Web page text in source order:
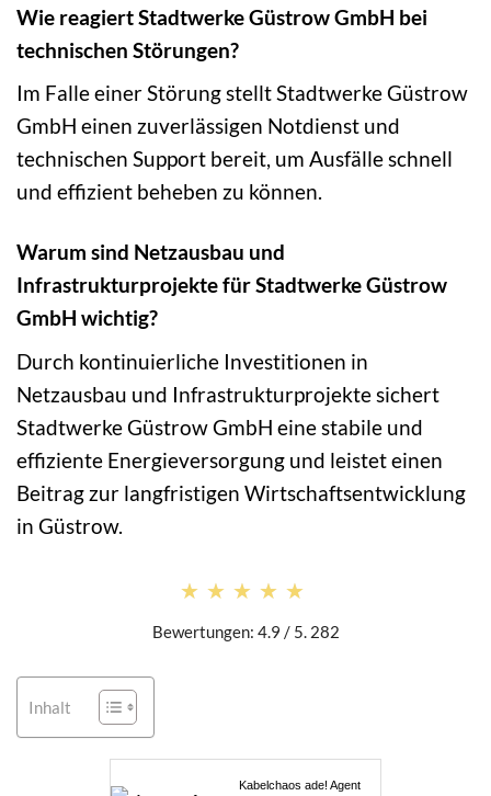
Wie reagiert Stadtwerke Güstrow GmbH bei
technischen Störungen?
Im Falle einer Störung stellt Stadtwerke Güstrow
GmbH einen zuverlässigen Notdienst und
technischen Support bereit, um Ausfälle schnell
und effizient beheben zu können.
Warum sind Netzausbau und
Infrastrukturprojekte für Stadtwerke Güstrow
GmbH wichtig?
Durch kontinuierliche Investitionen in
Netzausbau und Infrastrukturprojekte sichert
Stadtwerke Güstrow GmbH eine stabile und
effiziente Energieversorgung und leistet einen
Beitrag zur langfristigen Wirtschaftsentwicklung
in Güstrow.
★★★★★
★★★★★
Bewertungen: 4.9 / 5. 282
Inhalt
Kabelchaos ade! Agent